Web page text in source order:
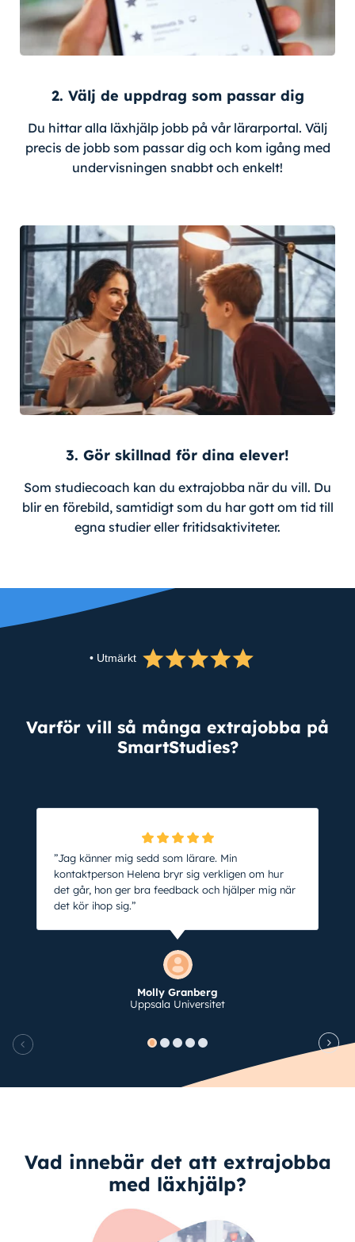
2. Välj de uppdrag som passar dig
Du hittar alla läxhjälp jobb på vår lärarportal. Välj
precis de jobb som passar dig och kom igång med
undervisningen snabbt och enkelt!
3. Gör skillnad för dina elever!
Som studiecoach kan du extrajobba när du vill. Du
blir en förebild, samtidigt som du har gott om tid till
egna studier eller fritidsaktiviteter.
Varför vill så många extrajobba på
SmartStudies?
• Utmärkt
”Jag känner mig sedd som lärare. Min
kontaktperson Helena bryr sig verkligen om hur
det går, hon ger bra feedback och hjälper mig när
det kör ihop sig.”
Molly Granberg
Uppsala Universitet
Vad innebär det att extrajobba
med läxhjälp?